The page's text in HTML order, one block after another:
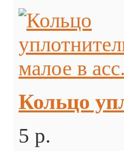
Кольцо
5 p.